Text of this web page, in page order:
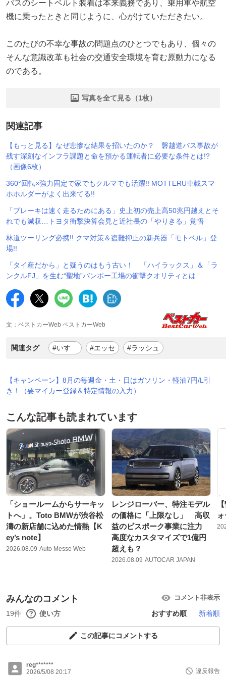
バスのシートベルト装着は本来義務であり、乗用車や航空
機に乗ったときと同じように、心がけていただきたい。
このたびの不幸な事故の問題点のひとつでもあり、個々の
そんな意識改革も社会の交通安全環境を育む原動力になる
のである。
写真を全て見る（1枚）
関連記事
【もっと見る】なぜ悲惨な結果を招いたのか？ 磐越道バス事故が
残す深刻なインフラ課題と命を預かる運転者に必要な条件とは!?
（画像6枚）
360°回転×強力固定で家でもクルマでも活躍!! MOTTERU車載スマ
ホホルダーがよく出来てる!!
「ブレーキは速く走るためにある」史上初の売上高50兆円越えとそ
れでも減収…トヨタ衝撃決算会見と近社長の「やりきる」覚悟
林道ツーリング必携!! クマ対策＆盗難抑止の新兵器「モトベル」登
場!!
「タイ産だから」と疑うのはもう古い！ 「ハイラックス」＆「ラ
ンクルFJ」を生む“聖地”バンポー工場の衝撃クオリティとは
文：ベストカーWeb ベストカーWeb
関連タグ #いすゞ #エッセ #ラッシュ
【キャンペーン】8月の毎週金・土・日はガソリン・軽油7円/L引
き！（要マイカー登録＆特定情報の入力）
こんな記事も読まれています
「ショールームからサーキッ
トへ」。Toto BMWが渋谷松
濤の新店舗に込めた情熱【K
ey’s note】
2026.08.09 Auto Messe Web
レンジローバー、特注モデル
の価格に「上限なし」 高収
益のビスポーク事業に注力
高度なカスタマイズで1億円
超えも？
2026.08.09 AUTOCAR JAPAN
みんなのコメント コメント非表示
19件 使い方 おすすめ順 新着順
この記事にコメントする
reg*******
2026/5/08 20:17
違反報告